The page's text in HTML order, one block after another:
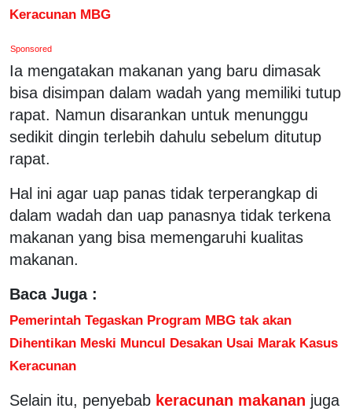
Keracunan MBG
Sponsored
Ia mengatakan makanan yang baru dimasak
bisa disimpan dalam wadah yang memiliki tutup
rapat. Namun disarankan untuk menunggu
sedikit dingin terlebih dahulu sebelum ditutup
rapat.
Hal ini agar uap panas tidak terperangkap di
dalam wadah dan uap panasnya tidak terkena
makanan yang bisa memengaruhi kualitas
makanan.
Baca Juga :
Pemerintah Tegaskan Program MBG tak akan
Dihentikan Meski Muncul Desakan Usai Marak Kasus
Keracunan
Selain itu, penyebab keracunan makanan juga